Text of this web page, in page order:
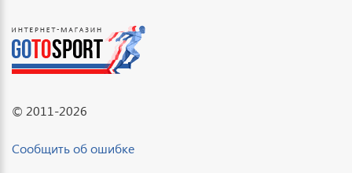
© 2011-2026
Сообщить об ошибке